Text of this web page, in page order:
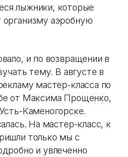
лыжники, которые
аэробную
и по возвращении в
тему. В августе в
мастер-класса по
от Максима Прощенко,
Каменогорске.
На мастер-класс, к
только мы с
и увлеченно